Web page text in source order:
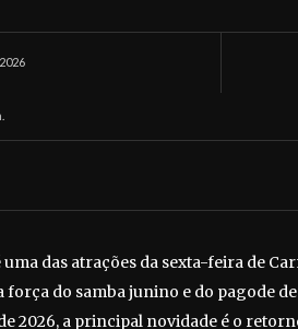
uma das atrações da sexta-feira de
força do samba junino e do pagode
2026, a principal novidade é o